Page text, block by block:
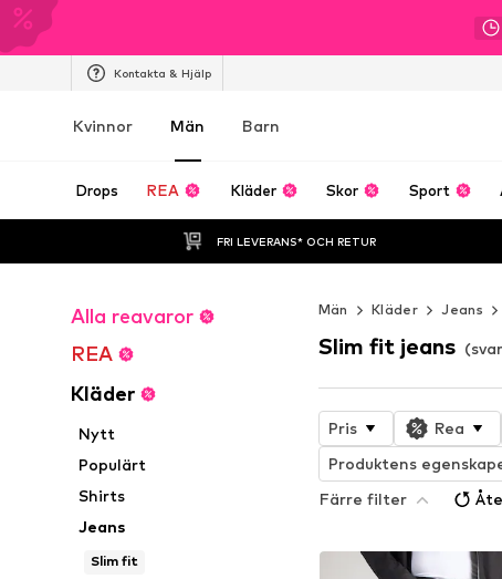
Kontakta & Hjälp
Kvinnor Män Barn
Drops REA Kläder Skor Sport
FRI LEVERANS* OCH RETUR
Alla reavaror
REA
Kläder
Nytt
Populärt
Shirts
Jeans
Slim fit
Män Kläder Jeans
Slim fit jeans
Pris Rea
Produktens
Färre filter